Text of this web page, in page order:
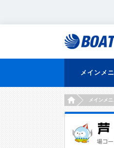
メインメ
HOMEメインメニ